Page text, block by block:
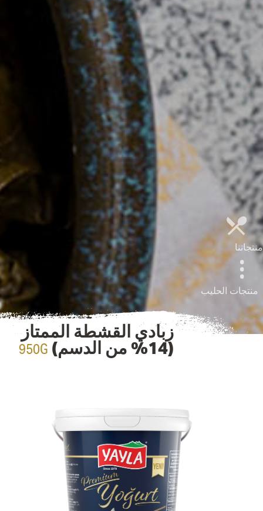
منتجاتنا
منتجات الحليب
زبادي القشطة الممتاز
(14% من الدسم)
950G